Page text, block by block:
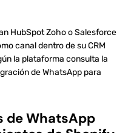
HubSpot Zoho o Salesforce
canal dentro de su CRM
la plataforma consulta la
de WhatsApp para
de WhatsApp